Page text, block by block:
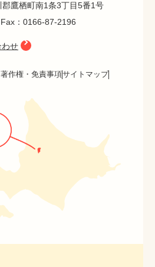
鷹栖町南1条3丁目5番1号
：0166-87-2196
わせ
作権・免責事項サイトマップ